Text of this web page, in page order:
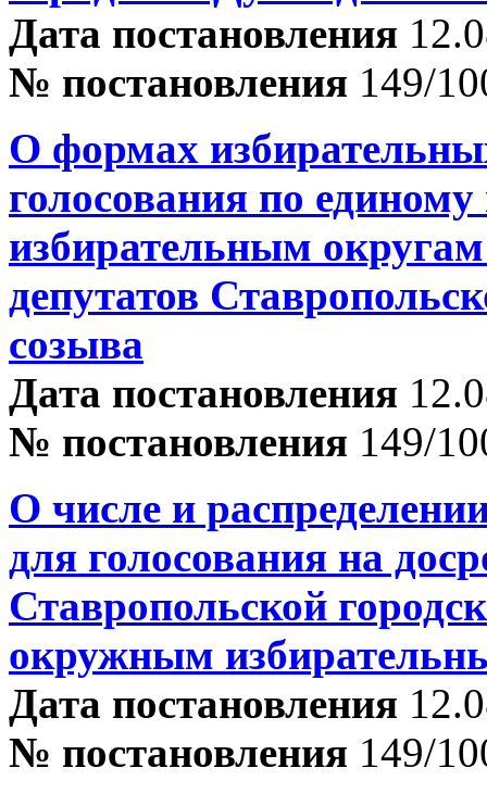
Дата постановления
№ постановления 149/
О формах
голосования по
избирательным
депутатов
созыва
Дата постановления
№ постановления 149/
О числе и
для голосования на
Ставропольской
окружным
Дата постановления
№ постановления 149/